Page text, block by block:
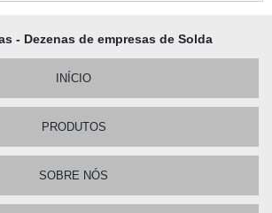
- Dezenas de empresas de Solda
INÍCIO
PRODUTOS
SOBRE NÓS